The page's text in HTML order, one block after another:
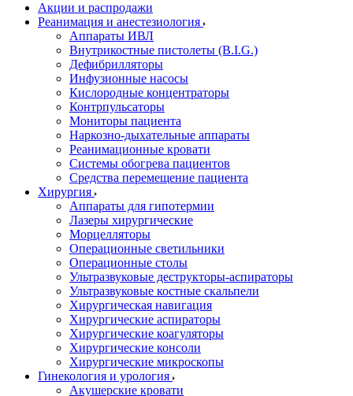
Акции и распродажи
Реанимация и анестезиология
Аппараты ИВЛ
Внутрикостные пистолеты (B.I.G.)
Дефибрилляторы
Инфузионные насосы
Кислородные концентраторы
Контрпульсаторы
Мониторы пациента
Наркозно-дыхательные аппараты
Реанимационные кровати
Системы обогрева пациентов
Средства перемещение пациента
Хирургия
Аппараты для гипотермии
Лазеры хирургические
Морцелляторы
Операционные светильники
Операционные столы
Ультразвуковые деструкторы-аспираторы
Ультразвуковые костные скальпели
Хирургическая навигация
Хирургические аспираторы
Хирургические коагуляторы
Хирургические консоли
Хирургические микроскопы
Гинекология и урология
Акушерские кровати